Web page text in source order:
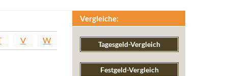
V W
Vergleiche:
Tagesgeld-Vergleich
Festgeld-Vergleich